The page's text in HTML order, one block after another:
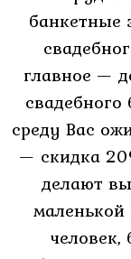
меню
Шашлык
Банкеты
залы
зал
на
банкетные
главное —
среду Вас
— скидка
делают
человек,